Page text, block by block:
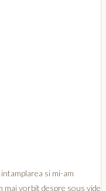
si mi-am
mai vorbit despre sous vide